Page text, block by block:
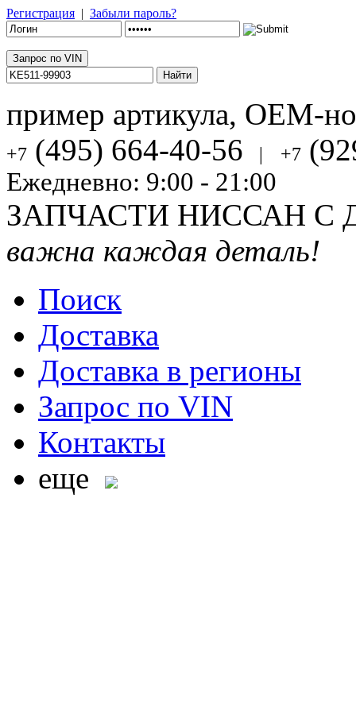
Регистрация | Забыли пароль?
Запрос по VIN
пример артикула, OEM-
+7 (495) 664-40-56 | +7
Ежедневно: 9:00 - 21:00
ЗАПЧАСТИ НИССАН С
важна каждая деталь!
Поиск
Доставка
Доставка в регионы
Запрос по VIN
Контакты
еще